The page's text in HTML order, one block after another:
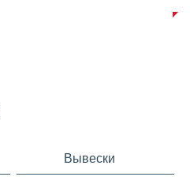
Вывески